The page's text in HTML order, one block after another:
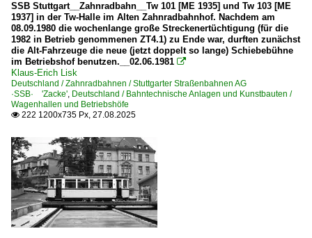
SSB Stuttgart__Zahnradbahn__Tw 101 [ME 1935] und Tw 103 [ME
1937] in der Tw-Halle im Alten Zahnradbahnhof. Nachdem am
08.09.1980 die wochenlange große Streckenertüchtigung (für die
1982 in Betrieb genommenen ZT4.1) zu Ende war, durften zunächst
die Alt-Fahrzeuge die neue (jetzt doppelt so lange) Schiebebühne
im Betriebshof benutzen.__02.06.1981 
Klaus-Erich Lisk
Deutschland / Zahnradbahnen / Stuttgarter Straßenbahnen AG
·SSB· 'Zacke', Deutschland / Bahntechnische Anlagen und Kunstbauten /
Wagenhallen und Betriebshöfe
 222 1200x735 Px, 27.08.2025